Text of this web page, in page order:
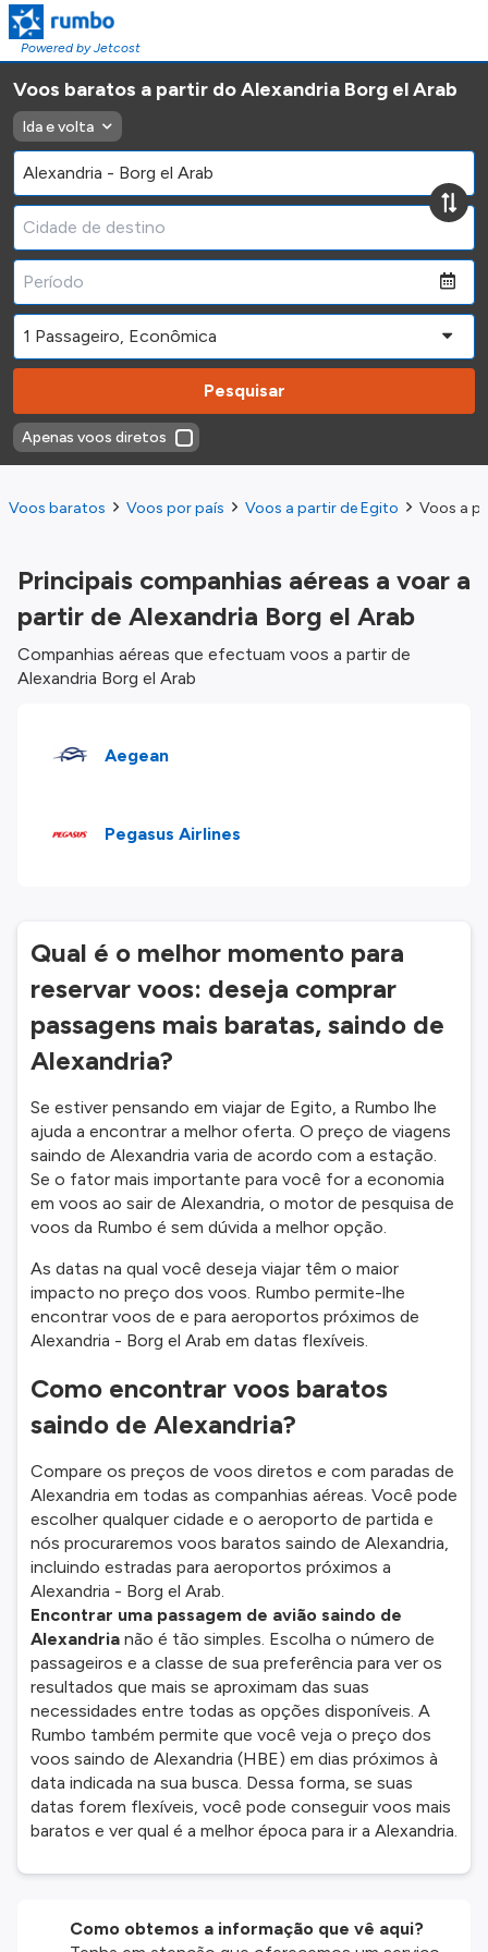
Powered by Jetcost
Voos baratos a partir do Alexandria Borg el Arab
Ida e volta
Pesquisar
Apenas voos diretos
Voos baratos Voos por país Voos a partir de Egito Voos a
Principais companhias aéreas a voar a
partir de Alexandria Borg el Arab
Companhias aéreas que efectuam voos a partir de
Alexandria Borg el Arab
Aegean
Pegasus Airlines
Qual é o melhor momento para
reservar voos: deseja comprar
passagens mais baratas, saindo de
Alexandria?
Se estiver pensando em viajar de Egito, a Rumbo lhe
ajuda a encontrar a melhor oferta. O preço de viagens
saindo de Alexandria varia de acordo com a estação.
Se o fator mais importante para você for a economia
em voos ao sair de Alexandria, o motor de pesquisa de
voos da Rumbo é sem dúvida a melhor opção.
As datas na qual você deseja viajar têm o maior
impacto no preço dos voos. Rumbo permite-lhe
encontrar voos de e para aeroportos próximos de
Alexandria - Borg el Arab em datas flexíveis.
Como encontrar voos baratos
saindo de Alexandria?
Compare os preços de voos diretos e com paradas de
Alexandria em todas as companhias aéreas. Você pode
escolher qualquer cidade e o aeroporto de partida e
nós procuraremos voos baratos saindo de Alexandria,
incluindo estradas para aeroportos próximos a
Alexandria - Borg el Arab.
Encontrar uma passagem de avião saindo de
Alexandria não é tão simples. Escolha o número de
passageiros e a classe de sua preferência para ver os
resultados que mais se aproximam das suas
necessidades entre todas as opções disponíveis. A
Rumbo também permite que você veja o preço dos
voos saindo de Alexandria (HBE) em dias próximos à
data indicada na sua busca. Dessa forma, se suas
datas forem flexíveis, você pode conseguir voos mais
baratos e ver qual é a melhor época para ir a Alexandria.
Como obtemos a informação que vê aqui?